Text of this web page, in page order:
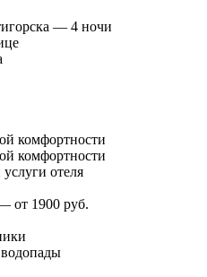
— 4 ночи
комфортности
комфортности
отеля
от 1900 руб.